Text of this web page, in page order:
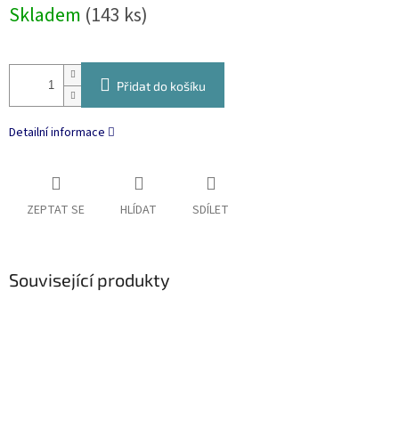
cena:
Skladem (143 ks)
Přidat do košíku
Detailní informace
ZEPTAT SE HLÍDAT SDÍLET
Související produkty